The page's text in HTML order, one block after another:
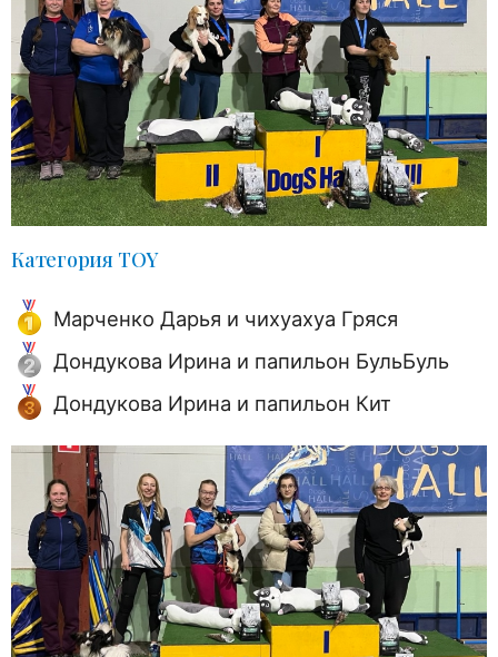
Категория TOY
Марченко Дарья и чихуахуа Гряся
Дондукова Ирина и папильон БульБуль
Дондукова Ирина и папильон Кит